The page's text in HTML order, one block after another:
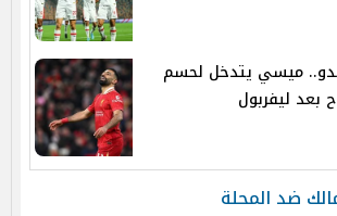
ميسي يتدخل لحسم
بعد ليفربول
ضد المحلة